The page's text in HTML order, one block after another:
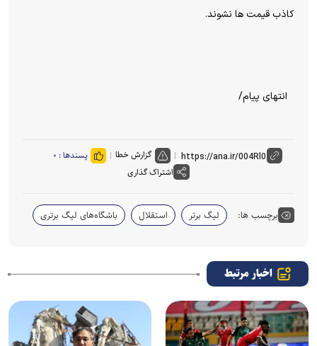
کاذب قیمت ها نشوند.
انتهای پیام/
گزارش خطا پسندها : ۰
اشتراک گذاری
برچسب ها: لیگ برتر استقلال باشگاه‌های لیگ برتری
اخبار مرتبط